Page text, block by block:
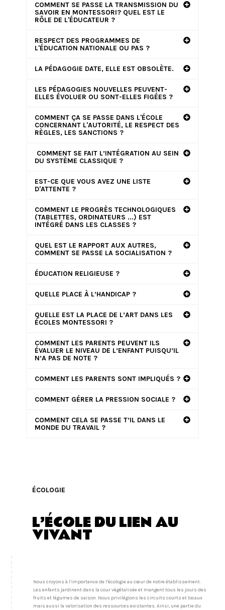
COMMENT SE PASSE LA TRANSMISSION DU
SAVOIR EN MONTESSORI? QUEL EST LE
RÔLE DE L'ÉDUCATEUR ?
RESPECT DES PROGRAMMES DE
L'ÉDUCATION NATIONALE OU PAS ?
LA PÉDAGOGIE DATE, ELLE EST OBSOLÈTE.
LES PÉDAGOGIES NOUVELLES PEUVENT-
ELLES ÉVOLUER OU SONT-ELLES FIGÉES ?
COMMENT ÇA SE PASSE DANS L'ÉCOLE
CONCERNANT L'AUTORITÉ, LE RESPECT DES
RÈGLES, LES SANCTIONS ?
COMMENT SE FAIT L’INTÉGRATION AU SEIN
DU SYSTÈME CLASSIQUE ?
EST-CE QUE VOUS AVEZ UNE LISTE
D'ATTENTE ?
COMMENT LE PROGRÈS TECHNOLOGIQUES
(TABLETTES, ORDINATEURS ...) EST
INTÉGRÉ DANS LES CLASSES ?
QUEL EST LE RAPPORT AUX AUTRES,
COMMENT SE PASSE LA SOCIALISATION ?
ÉDUCATION RELIGIEUSE ?
QUELLE PLACE À L’HANDICAP ?
QUELLE EST LA PLACE DE L’ART DANS LES
ÉCOLES MONTESSORI ?
COMMENT LES PARENTS PEUVENT ILS
ÉVALUER LE NIVEAU DE L’ENFANT PUISQU’IL
N’A PAS DE NOTE ?
COMMENT LES PARENTS SONT IMPLIQUÉS ?
COMMENT GÉRER LA PRESSION SOCIALE ?
COMMENT CELA SE PASSE T’IL DANS LE
MONDE DU TRAVAIL ?
ÉCOLOGIE
L’ÉCOLE DU LIEN AU
VIVANT
Nous croyons à l’importance de l’écologie au cœur de notre établissement.
Les enfants jardinent dans la cour végétalisée et mangent tous les jours des
fruits et légumes de saison. Nous privilégions les circuits courts et locaux
mais aussi la valorisation des ressources existantes. Ainsi, une partie du